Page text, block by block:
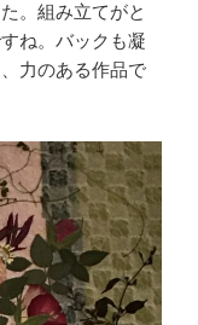
。組み立てがと
ね。バックも凝
力のある作品で